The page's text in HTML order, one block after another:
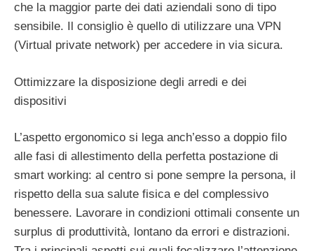
che la maggior parte dei dati aziendali sono di tipo
sensibile. Il consiglio è quello di utilizzare una VPN
(Virtual private network) per accedere in via sicura.
Ottimizzare la disposizione degli arredi e dei
dispositivi
L’aspetto ergonomico si lega anch’esso a doppio filo
alle fasi di allestimento della perfetta postazione di
smart working: al centro si pone sempre la persona, il
rispetto della sua salute fisica e del complessivo
benessere. Lavorare in condizioni ottimali consente un
surplus di produttività, lontano da errori e distrazioni.